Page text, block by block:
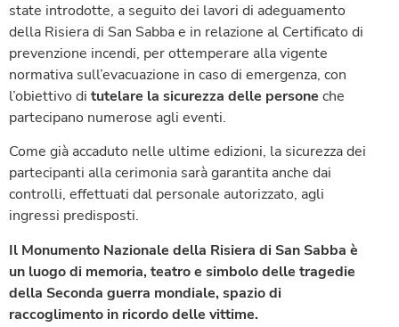
state introdotte, a seguito dei lavori di adeguamento
della Risiera di San Sabba e in relazione al Certificato di
prevenzione incendi, per ottemperare alla vigente
normativa sull’evacuazione in caso di emergenza, con
l’obiettivo di tutelare la sicurezza delle persone che
partecipano numerose agli eventi.
Come già accaduto nelle ultime edizioni, la sicurezza dei
partecipanti alla cerimonia sarà garantita anche dai
controlli, effettuati dal personale autorizzato, agli
ingressi predisposti.
Il Monumento Nazionale della Risiera di San Sabba è
un luogo di memoria, teatro e simbolo delle tragedie
della Seconda guerra mondiale, spazio di
raccoglimento in ricordo delle vittime.